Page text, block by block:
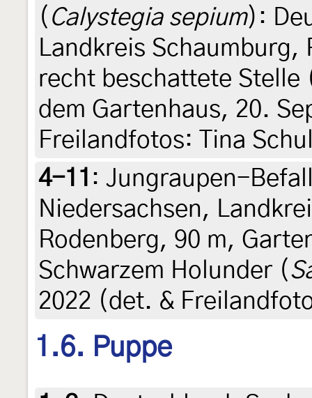
( Calystegia sepium):
Landkreis
recht beschattete
dem Gartenhaus, 20.
Freilandfotos: Tina
4-11 : Jungraupen-
Niedersachsen,
Rodenberg, 90 m,
Schwarzem Holunder (
2022 (det. &
1.6. Puppe